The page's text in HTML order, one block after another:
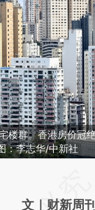
楼群。香港房价冠
：李志华/中新社
AI基
文｜财新周